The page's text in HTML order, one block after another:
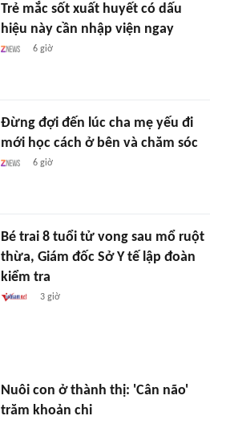
Trẻ mắc sốt xuất huyết có dấu
hiệu này cần nhập viện ngay
6 giờ
Đừng đợi đến lúc cha mẹ yếu đi
mới học cách ở bên và chăm sóc
6 giờ
Bé trai 8 tuổi tử vong sau mổ ruột
thừa, Giám đốc Sở Y tế lập đoàn
kiểm tra
3 giờ
Nuôi con ở thành thị: 'Cân não'
trăm khoản chi